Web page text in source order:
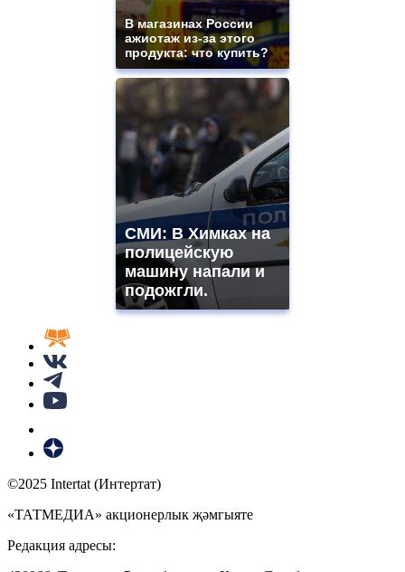
В магазинах России
ажиотаж из-за этого
продукта: что купить?
СМИ: В Химках на
полицейскую
машину напали и
подожгли.
©2025 Intertat (Интертат)
«ТАТМЕДИА» акционерлык җәмгыяте
Редакция адресы: